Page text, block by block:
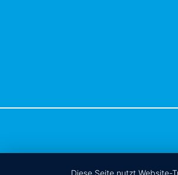
Diese Seite nutzt Website-